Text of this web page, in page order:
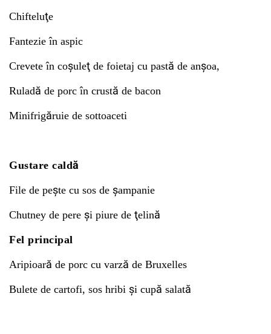
Chifteluţe
Fantezie în aspic
Crevete în coşuleţ de foietaj cu pastă de anşoa,
Ruladă de porc în crustă de bacon
Minifrigăruie de sottoaceti
Gustare caldă
File de peşte cu sos de şampanie
Chutney de pere şi piure de ţelină
Fel principal
Aripioară de porc cu varză de Bruxelles
Bulete de cartofi, sos hribi şi cupă salată